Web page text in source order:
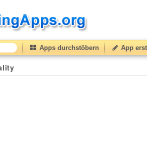
Apps durchstöbern App